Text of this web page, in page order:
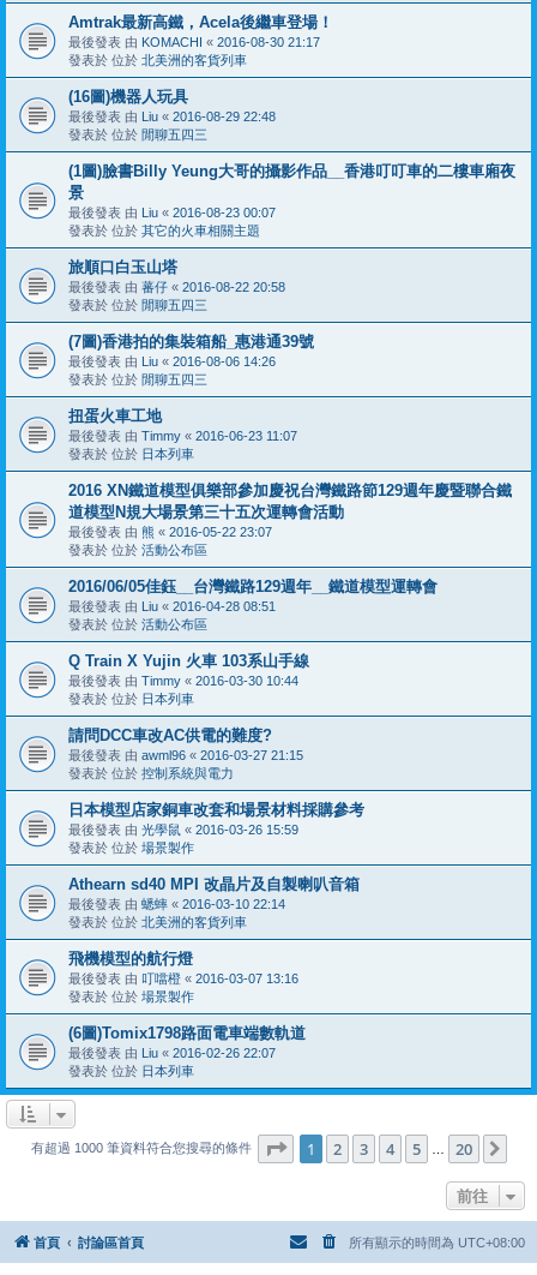
Amtrak最新高鐵，Acela後繼車登場！
最後發表 由 KOMACHI « 2016-08-30 21:17
發表於 位於 北美洲的客貨列車
(16圖)機器人玩具
最後發表 由 Liu « 2016-08-29 22:48
發表於 位於 閒聊五四三
(1圖)臉書Billy Yeung大哥的攝影作品__香港叮叮車的二樓車廂夜
景
最後發表 由 Liu « 2016-08-23 00:07
發表於 位於 其它的火車相關主題
旅順口白玉山塔
最後發表 由 蕃仔 « 2016-08-22 20:58
發表於 位於 閒聊五四三
(7圖)香港拍的集裝箱船_惠港通39號
最後發表 由 Liu « 2016-08-06 14:26
發表於 位於 閒聊五四三
扭蛋火車工地
最後發表 由 Timmy « 2016-06-23 11:07
發表於 位於 日本列車
2016 XN鐵道模型俱樂部參加慶祝台灣鐵路節129週年慶暨聯合鐵
道模型N規大場景第三十五次運轉會活動
最後發表 由 熊 « 2016-05-22 23:07
發表於 位於 活動公布區
2016/06/05佳鈺__台灣鐵路129週年__鐵道模型運轉會
最後發表 由 Liu « 2016-04-28 08:51
發表於 位於 活動公布區
Q Train X Yujin 火車 103系山手線
最後發表 由 Timmy « 2016-03-30 10:44
發表於 位於 日本列車
請問DCC車改AC供電的難度?
最後發表 由 awml96 « 2016-03-27 21:15
發表於 位於 控制系統與電力
日本模型店家銅車改套和場景材料採購參考
最後發表 由 光學鼠 « 2016-03-26 15:59
發表於 位於 場景製作
Athearn sd40 MPI 改晶片及自製喇叭音箱
最後發表 由 蟋蟀 « 2016-03-10 22:14
發表於 位於 北美洲的客貨列車
飛機模型的航行燈
最後發表 由 叮噹橙 « 2016-03-07 13:16
發表於 位於 場景製作
(6圖)Tomix1798路面電車端數軌道
最後發表 由 Liu « 2016-02-26 22:07
發表於 位於 日本列車
有超過 1000 筆資料符合您搜尋的條件 第 1 頁 (共20 頁)
1 2 3 4 5 20
前往
首頁 討論區首頁 所有顯示的時間為 UTC+08:00